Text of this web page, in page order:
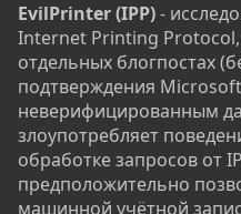
EvilPrinter (IPP)-
Internet Printing
отдельных блогпостах
подтверждения
неверифицированным
злоупотребляет
обработке запросов от
предположительно
машинной учётной